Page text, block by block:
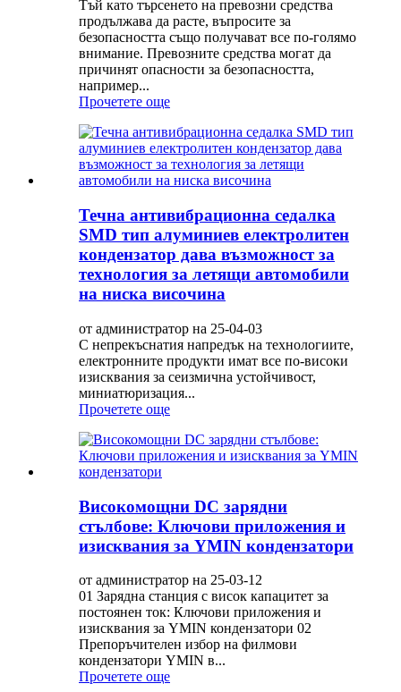
Тъй като търсенето на превозни средства
продължава да расте, въпросите за
безопасността също получават все по-голямо
внимание. Превозните средства могат да
причинят опасности за безопасността,
например...
Прочетете още
Течна антивибрационна седалка
SMD тип алуминиев електролитен
кондензатор дава възможност за
технология за летящи автомобили
на ниска височина
от администратор на 25-04-03
С непрекъснатия напредък на технологиите,
електронните продукти имат все по-високи
изисквания за сеизмична устойчивост,
миниатюризация...
Прочетете още
Високомощни DC зарядни
стълбове: Ключови приложения и
изисквания за YMIN кондензатори
от администратор на 25-03-12
01 Зарядна станция с висок капацитет за
постоянен ток: Ключови приложения и
изисквания за YMIN кондензатори 02
Препоръчителен избор на филмови
кондензатори YMIN в...
Прочетете още